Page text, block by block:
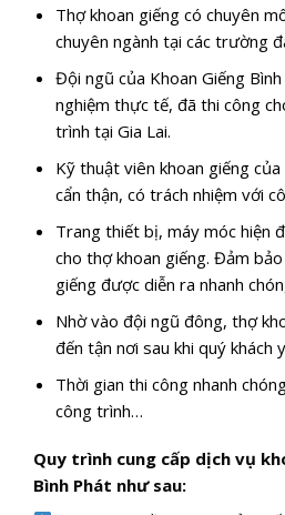
Thợ khoan giếng có chuyên
chuyên ngành tại các trường
Đội ngũ của Khoan Giếng
nghiệm thực tế, đã thi công
trình tại Gia Lai.
Kỹ thuật viên khoan giếng
cẩn thận, có trách nhiệm với
Trang thiết bị, máy móc hiện
cho thợ khoan giếng. Đảm
giếng được diễn ra nhanh
Nhờ vào đội ngũ đông, thợ
đến tận nơi sau khi quý khách
Thời gian thi công nhanh
công trình…
Quy trình cung cấp dịch vụ
Bình Phát như sau: